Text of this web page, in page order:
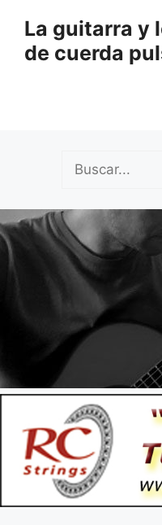
contenido
La guitarra y
de cuerda